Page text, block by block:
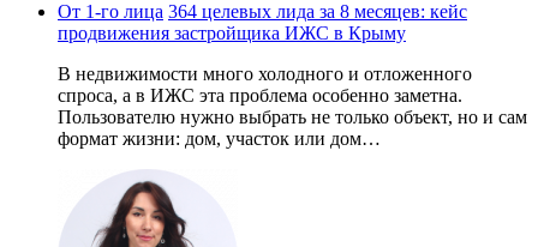
От 1-го лица 364 целевых лида за 8 месяцев: кейс
продвижения застройщика ИЖС в Крыму
В недвижимости много холодного и отложенного
спроса, а в ИЖС эта проблема особенно заметна.
Пользователю нужно выбрать не только объект, но и сам
формат жизни: дом, участок или дом…